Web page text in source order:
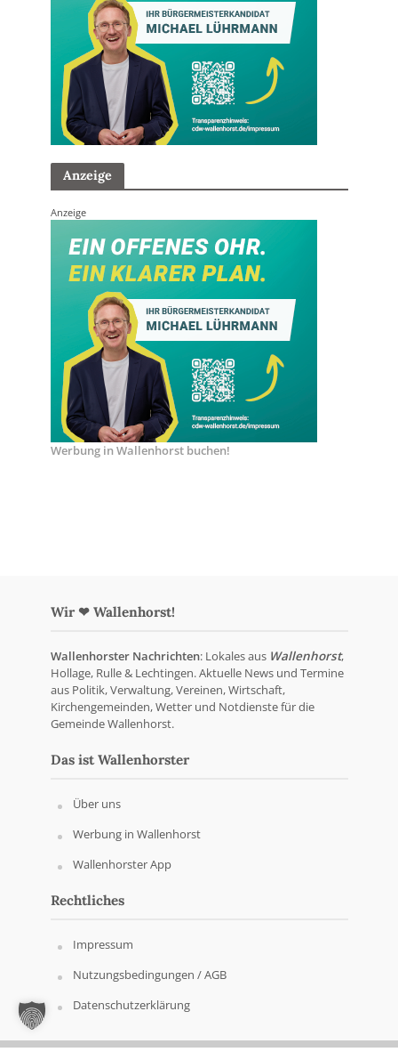
Anzeige
Anzeige
Werbung in Wallenhorst buchen!
Wir ❤ Wallenhorst!
Wallenhorster Nachrichten: Lokales aus Wallenhorst,
Hollage, Rulle & Lechtingen. Aktuelle News und Termine
aus Politik, Verwaltung, Vereinen, Wirtschaft,
Kirchengemeinden, Wetter und Notdienste für die
Gemeinde Wallenhorst.
Das ist Wallenhorster
Über uns
Werbung in Wallenhorst
Wallenhorster App
Rechtliches
Impressum
Nutzungsbedingungen / AGB
Datenschutzerklärung